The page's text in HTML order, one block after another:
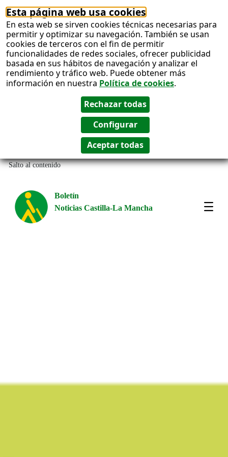
Esta página web usa cookies
En esta web se sirven cookies técnicas necesarias para
permitir y optimizar su navegación. También se usan
cookies de terceros con el fin de permitir
funcionalidades de redes sociales, ofrecer publicidad
basada en sus hábitos de navegación y analizar el
rendimiento y tráfico web. Puede obtener más
información en nuestra Política de cookies.
Salto al contenido
Boletín
Noticias Castilla-La Mancha